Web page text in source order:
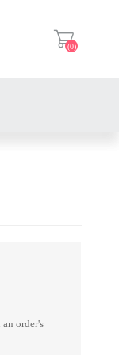
(0)
order's